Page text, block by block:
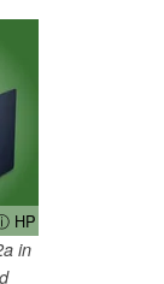
HP
in